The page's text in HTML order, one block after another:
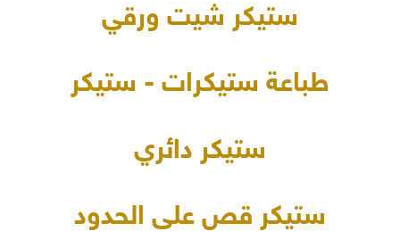
ستيكر شيت ورقي
طباعة ستيكرات - ستيكر
ستيكر دائري
ستيكر قص على الحدود